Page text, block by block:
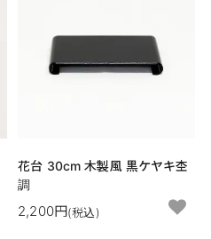
花台 30cm 木製風 黒ケヤキ杢
調
2,200円(税込)